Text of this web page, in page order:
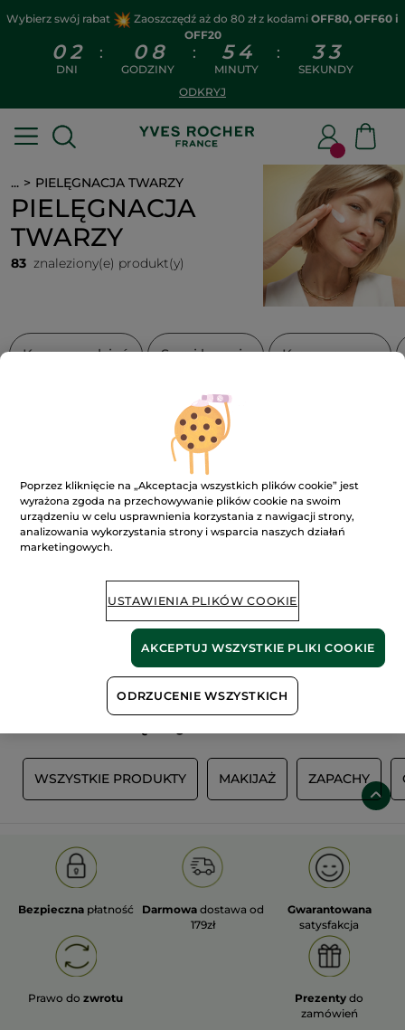
Wybierz swój rabat Zaoszczędź aż do 80 zł z kodami OFF80, OFF60 i
OFF20
0 2
DNI
: 0 8
GODZINY
: 5 4
MINUTY
: 33
SEKUNDY
ODKRYJ
... PIELĘGNACJA TWARZY
PIELĘGNACJA
TWARZY
83 znaleziony(e) produkt(y)
Kremy na dzień Sera i kuracje Kremy na noc
SORTUJ WEDŁUG
100%ekstrakty
roślinne
pól organicznych
Pokaż więcej
WSZYSTKIE PRODUKTY MAKIJAŻ ZAPACHY
Bezpieczna płatność Darmowa dostawa od
179zł
Gwarantowana
satysfakcja
Prawo dozwrotu Prezenty do
zamówień
Poprzez kliknięcie na „Akceptacja wszystkich plików cookie” jest
wyrażona zgoda na przechowywanie plików cookie na swoim
urządzeniu w celu usprawnienia korzystania z nawigacji strony,
analizowania wykorzystania strony i wsparcia naszych działań
marketingowych.
USTAWIENIA PLIKÓW COOKIE
ODRZUCENIE WSZYSTKICH
AKCEPTUJ WSZYSTKIE PLIKI COOKIE